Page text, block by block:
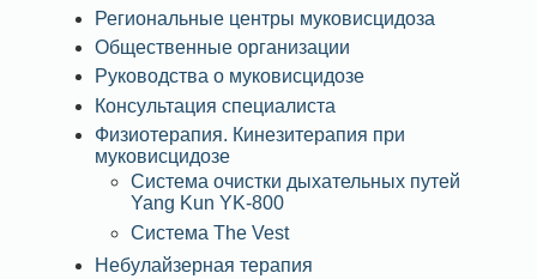
Региональные центры муковисцидоза
Общественные организации
Руководства о муковисцидозе
Консультация специалиста
Физиотерапия. Кинезитерапия при
муковисцидозе
Система очистки дыхательных путей
Yang Kun YK-800
Система The Vest
Небулайзерная терапия